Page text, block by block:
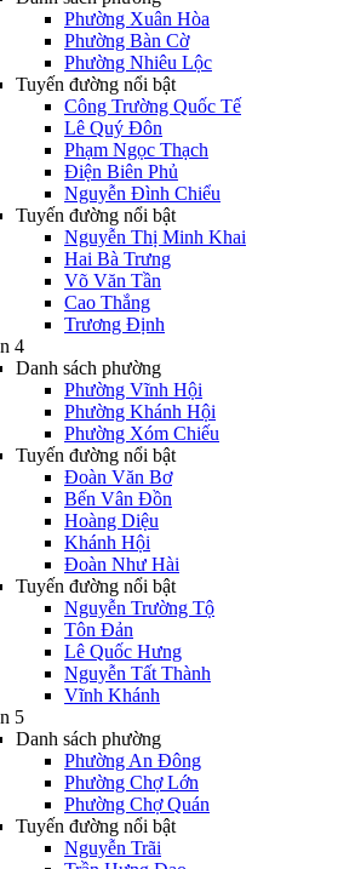
Phường Xuân Hòa
Phường Bàn Cờ
Phường Nhiêu Lộc
Tuyến đường nổi bật
Công Trường Quốc Tế
Lê Quý Đôn
Phạm Ngọc Thạch
Điện Biên Phủ
Nguyễn Đình Chiểu
Tuyến đường nổi bật
Nguyễn Thị Minh Khai
Hai Bà Trưng
Võ Văn Tần
Cao Thắng
Trương Định
4
Danh sách phường
Phường Vĩnh Hội
Phường Khánh Hội
Phường Xóm Chiếu
Tuyến đường nổi bật
Đoàn Văn Bơ
Bến Vân Đồn
Hoàng Diệu
Khánh Hội
Đoàn Như Hài
Tuyến đường nổi bật
Nguyễn Trường Tộ
Tôn Đản
Lê Quốc Hưng
Nguyễn Tất Thành
Vĩnh Khánh
5
Danh sách phường
Phường An Đông
Phường Chợ Lớn
Phường Chợ Quán
Tuyến đường nổi bật
Nguyễn Trãi